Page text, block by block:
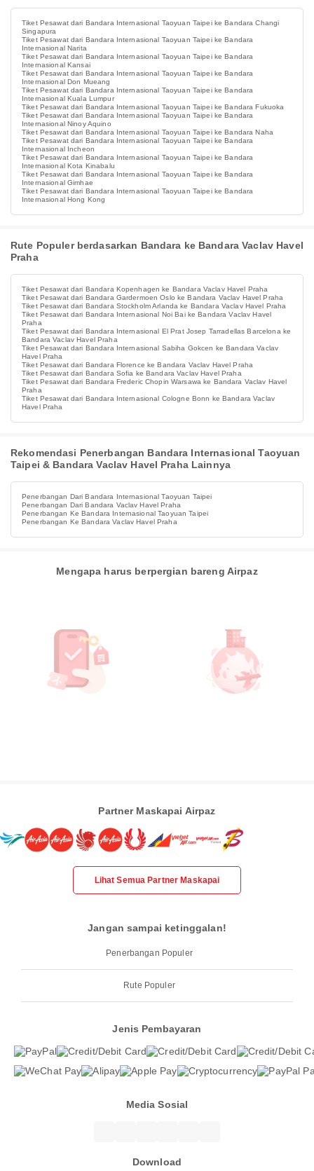
Tiket Pesawat dari Bandara Internasional Taoyuan Taipei ke Bandara Changi
Singapura
Tiket Pesawat dari Bandara Internasional Taoyuan Taipei ke Bandara
Internasional Narita
Tiket Pesawat dari Bandara Internasional Taoyuan Taipei ke Bandara
Internasional Kansai
Tiket Pesawat dari Bandara Internasional Taoyuan Taipei ke Bandara
Internasional Don Mueang
Tiket Pesawat dari Bandara Internasional Taoyuan Taipei ke Bandara
Internasional Kuala Lumpur
Tiket Pesawat dari Bandara Internasional Taoyuan Taipei ke Bandara Fukuoka
Tiket Pesawat dari Bandara Internasional Taoyuan Taipei ke Bandara
Internasional Ninoy Aquino
Tiket Pesawat dari Bandara Internasional Taoyuan Taipei ke Bandara Naha
Tiket Pesawat dari Bandara Internasional Taoyuan Taipei ke Bandara
Internasional Incheon
Tiket Pesawat dari Bandara Internasional Taoyuan Taipei ke Bandara
Internasional Kota Kinabalu
Tiket Pesawat dari Bandara Internasional Taoyuan Taipei ke Bandara
Internasional Gimhae
Tiket Pesawat dari Bandara Internasional Taoyuan Taipei ke Bandara
Internasional Hong Kong
Rute Populer berdasarkan Bandara ke Bandara Vaclav Havel
Praha
Tiket Pesawat dari Bandara Kopenhagen ke Bandara Vaclav Havel Praha
Tiket Pesawat dari Bandara Gardermoen Oslo ke Bandara Vaclav Havel Praha
Tiket Pesawat dari Bandara Stockholm Arlanda ke Bandara Vaclav Havel Praha
Tiket Pesawat dari Bandara Internasional Noi Bai ke Bandara Vaclav Havel
Praha
Tiket Pesawat dari Bandara Internasional El Prat Josep Tarradellas Barcelona ke
Bandara Vaclav Havel Praha
Tiket Pesawat dari Bandara Internasional Sabiha Gokcen ke Bandara Vaclav
Havel Praha
Tiket Pesawat dari Bandara Florence ke Bandara Vaclav Havel Praha
Tiket Pesawat dari Bandara Sofia ke Bandara Vaclav Havel Praha
Tiket Pesawat dari Bandara Frederic Chopin Warsawa ke Bandara Vaclav Havel
Praha
Tiket Pesawat dari Bandara Internasional Cologne Bonn ke Bandara Vaclav
Havel Praha
Rekomendasi Penerbangan Bandara Internasional Taoyuan
Taipei & Bandara Vaclav Havel Praha Lainnya
Penerbangan Dari Bandara Internasional Taoyuan Taipei
Penerbangan Dari Bandara Vaclav Havel Praha
Penerbangan Ke Bandara Internasional Taoyuan Taipei
Penerbangan Ke Bandara Vaclav Havel Praha
Mengapa harus berpergian bareng Airpaz
Partner Maskapai Airpaz
Lihat Semua Partner Maskapai
Jangan sampai ketinggalan!
Penerbangan Populer
Rute Populer
Jenis Pembayaran
Media Sosial
Download